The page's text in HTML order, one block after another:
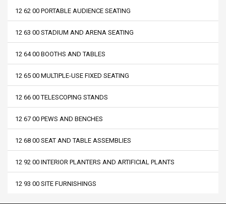
12 62 00 PORTABLE AUDIENCE SEATING
12 63 00 STADIUM AND ARENA SEATING
12 64 00 BOOTHS AND TABLES
12 65 00 MULTIPLE-USE FIXED SEATING
12 66 00 TELESCOPING STANDS
12 67 00 PEWS AND BENCHES
12 68 00 SEAT AND TABLE ASSEMBLIES
12 92 00 INTERIOR PLANTERS AND ARTIFICIAL PLANTS
12 93 00 SITE FURNISHINGS